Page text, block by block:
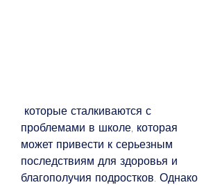
проблемами в школе, которая
может привести к серьезным
последствиям для здоровья и
благополучия подростков. Однако